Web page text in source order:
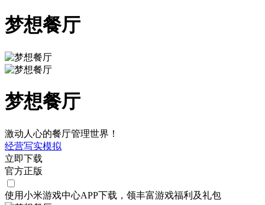
梦想餐厅
梦想餐厅
激动人心的餐厅管理世界！
经营写实模拟
立即下载
官方正版
使用小米游戏中心APP下载 ，领丰富游戏福利 及礼包